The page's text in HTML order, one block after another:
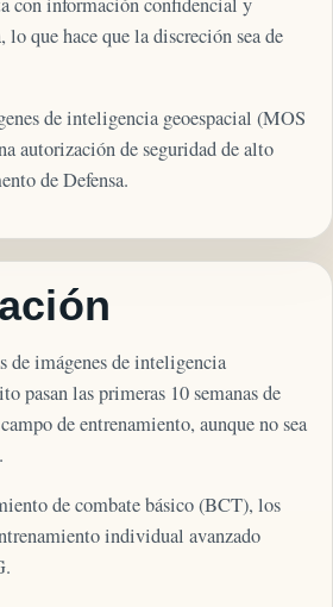
que hace que la discreción sea de
de inteligencia geoespacial (MOS
autorización de seguridad de alto
de Defensa.
de imágenes de inteligencia
pasan las primeras 10 semanas de
de entrenamiento, aunque no sea
de combate básico (BCT), los
individual avanzado